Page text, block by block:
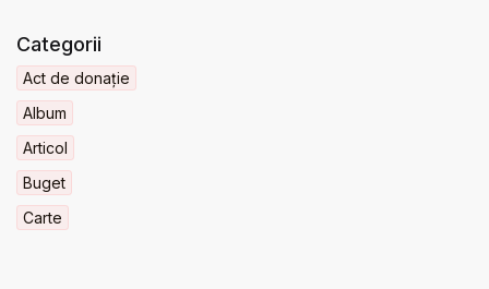
Categorii
Act de donație
Album
Articol
Buget
Carte